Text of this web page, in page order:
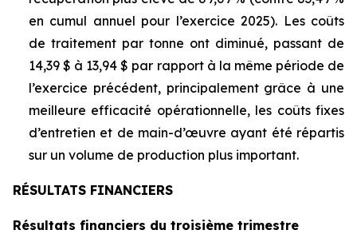
en cumul annuel pour l’exercice 2025). Les coûts
de traitement par tonne ont diminué, passant de
14,39 $ à 13,94 $ par rapport à la même période de
l’exercice précédent, principalement grâce à une
meilleure efficacité opérationnelle, les coûts fixes
d’entretien et de main-d’œuvre ayant été répartis
sur un volume de production plus important.
RÉSULTATS FINANCIERS
Résultats financiers du troisième trimestre